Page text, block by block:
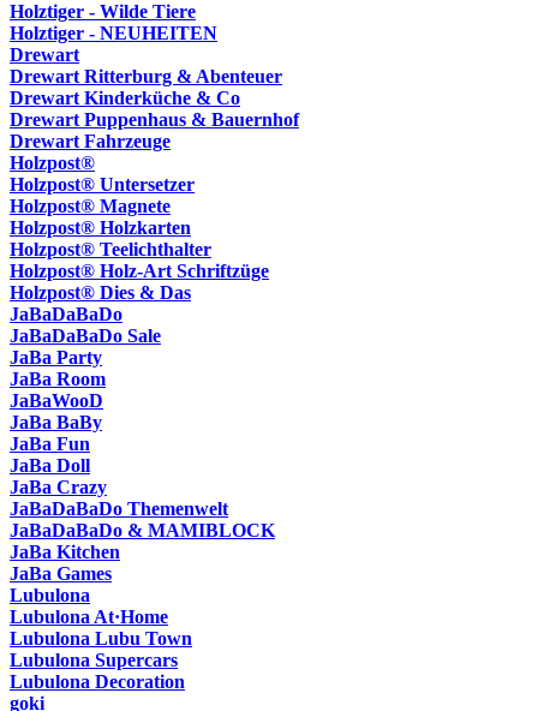
Holztiger - Wilde Tiere
Holztiger - NEUHEITEN
Drewart
Drewart Ritterburg & Abenteuer
Drewart Kinderküche & Co
Drewart Puppenhaus & Bauernhof
Drewart Fahrzeuge
Holzpost®
Holzpost® Untersetzer
Holzpost® Magnete
Holzpost® Holzkarten
Holzpost® Teelichthalter
Holzpost® Holz-Art Schriftzüge
Holzpost® Dies & Das
JaBaDaBaDo
JaBaDaBaDo Sale
JaBa Party
JaBa Room
JaBaWooD
JaBa BaBy
JaBa Fun
JaBa Doll
JaBa Crazy
JaBaDaBaDo Themenwelt
JaBaDaBaDo & MAMIBLOCK
JaBa Kitchen
JaBa Games
Lubulona
Lubulona At·Home
Lubulona Lubu Town
Lubulona Supercars
Lubulona Decoration
goki